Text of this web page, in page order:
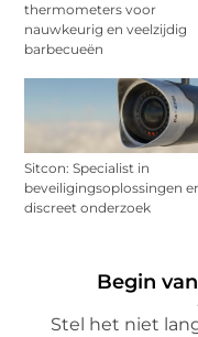
thermometers voor
nauwkeurig en veelzijdig
barbecueën
Sitcon: Specialist in
beveiligingsoplossingen
discreet onderzoek
Begin
Stel het niet